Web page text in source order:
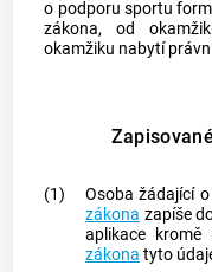
o podporu sportu
zákona, od
okamžiku nabytí
(1) Osoba žádající
zákona zapíše
aplikace
zákona tyto